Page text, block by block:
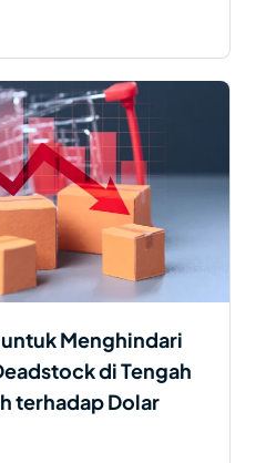
Menghindari
di Tengah
terhadap Dolar